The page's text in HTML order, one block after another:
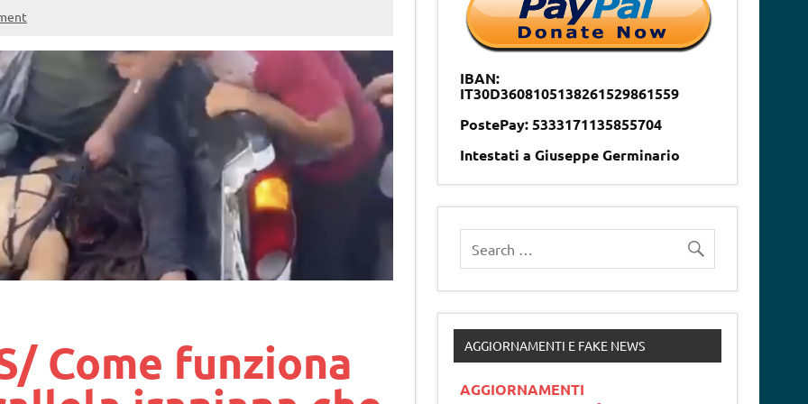
Come funziona
IBAN:
IT30D3608105138261529861559
PostePay: 5333171135855704
Intestati a Giuseppe Germinario
AGGIORNAMENTI E FAKE NEWS
AGGIORNAMENTI